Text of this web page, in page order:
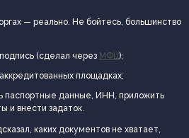
— реально. Не бойтесь, большинство
(сделал через МФЦ);
площадках;
паспортные данные, ИНН, приложить
и внести задаток.
каких документов не хватает,